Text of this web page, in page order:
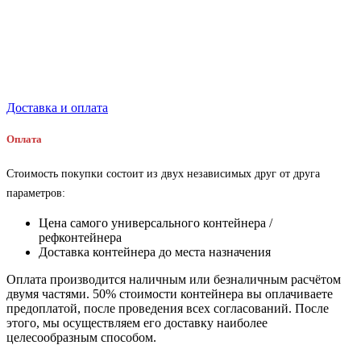
Доставка и оплата
Оплата
Стоимость покупки состоит из двух независимых друг от друга
параметров:
Цена самого универсального контейнера /
рефконтейнера
Доставка контейнера до места назначения
Оплата производится наличным или безналичным расчётом
двумя частями. 50% стоимости контейнера вы оплачиваете
предоплатой, после проведения всех согласований. После
этого, мы осуществляем его доставку наиболее
целесообразным способом.